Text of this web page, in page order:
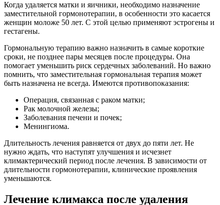
Когда удаляется матки и яичники, необходимо назначение
заместительной гормонотерапии, в особенности это касается
женщин моложе 50 лет. С этой целью применяют эстрогены и
гестагены.
Гормональную терапию важно назначить в самые короткие
сроки, не позднее пары месяцев после процедуры. Она
помогает уменьшить риск сердечных заболеваний. Но важно
помнить, что заместительная гормональная терапия может
быть назначена не всегда. Имеются противопоказания:
Операция, связанная с раком матки;
Рак молочной железы;
Заболевания печени и почек;
Менингиома.
Длительность лечения равняется от двух до пяти лет. Не
нужно ждать, что наступят улучшения и исчезнет
климактерический период после лечения. В зависимости от
длительности гормонотерапии, клинические проявления
уменьшаются.
Лечение климакса после удаления